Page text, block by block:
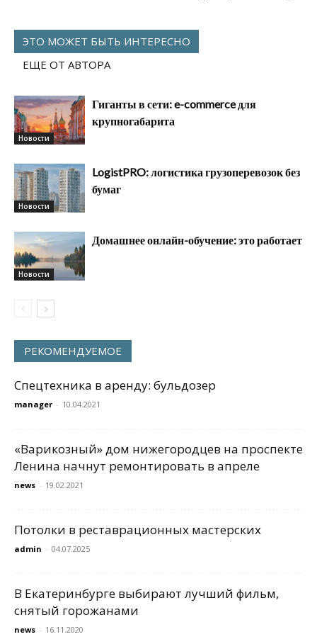
ЭТО МОЖЕТ БЫТЬ ИНТЕРЕСНО
ЕЩЕ ОТ АВТОРА
Новости
Гиганты в сети: e-commerce для
крупногабарита
Новости
LogistPRO: логистика грузоперевозок без
бумаг
Новости
Домашнее онлайн-обучение: это работает
РЕКОМЕНДУЕМОЕ
Спецтехника в аренду: бульдозер
manager - 10.04.2021
«Варикозный» дом нижегородцев на проспекте
Ленина начнут ремонтировать в апреле
news - 19.02.2021
Потолки в реставрационных мастерских
admin - 04.07.2025
В Екатеринбурге выбирают лучший фильм,
снятый горожанами
news - 16.11.2020